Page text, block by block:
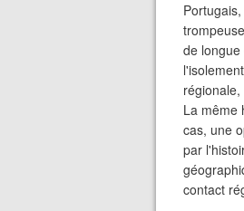
de
La même
cas, une
par
contact